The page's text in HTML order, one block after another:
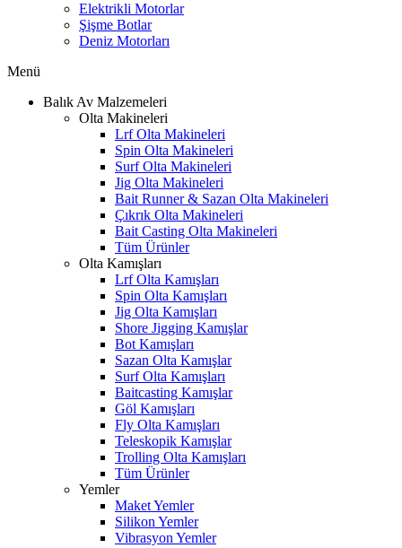
Elektrikli Motorlar
Şişme Botlar
Deniz Motorları
Menü
Balık Av Malzemeleri
Olta Makineleri
Lrf Olta Makineleri
Spin Olta Makineleri
Surf Olta Makineleri
Jig Olta Makineleri
Bait Runner & Sazan Olta Makineleri
Çıkrık Olta Makineleri
Bait Casting Olta Makineleri
Tüm Ürünler
Olta Kamışları
Lrf Olta Kamışları
Spin Olta Kamışları
Jig Olta Kamışları
Shore Jigging Kamışlar
Bot Kamışları
Sazan Olta Kamışlar
Surf Olta Kamışları
Baitcasting Kamışlar
Göl Kamışları
Fly Olta Kamışları
Teleskopik Kamışlar
Trolling Olta Kamışları
Tüm Ürünler
Yemler
Maket Yemler
Silikon Yemler
Vibrasyon Yemler